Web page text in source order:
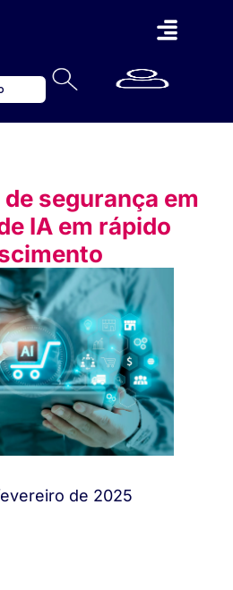
segurança em
IA em rápido
de 2025